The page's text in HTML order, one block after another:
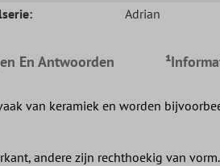
Adrian
En Antwoorden
van keramiek en worden
andere zijn rechthoekig van